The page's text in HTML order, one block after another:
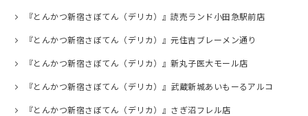
『とんかつ新宿さぼてん（デリカ）』読売ランド小田急駅前店
『とんかつ新宿さぼてん（デリカ）』元住吉ブレーメン通り
『とんかつ新宿さぼてん（デリカ）』新丸子医大モール店
『とんかつ新宿さぼてん（デリカ）』武蔵新城あいもーるアルコ
『とんかつ新宿さぼてん（デリカ）』さぎ沼フレル店